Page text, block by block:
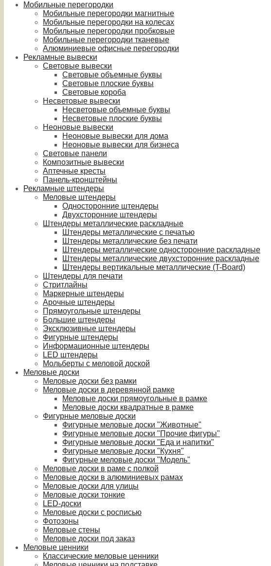
Мобильные перегородки
Мобильные перегородки магнитные
Мобильные перегородки на колесах
Мобильные перегородки пробковые
Мобильные перегородки тканевые
Алюминиевые офисные перегородки
Рекламные вывески
Световые вывески
Световые объемные буквы
Световые плоские буквы
Световые короба
Несветовые вывески
Несветовые объемные буквы
Несветовые плоские буквы
Неоновые вывески
Неоновые вывески для дома
Неоновые вывески для бизнеса
Световые панели
Композитные вывески
Аптечные кресты
Панель-кронштейны
Рекламные штендеры
Меловые штендеры
Односторонние штендеры
Двухсторонние штендеры
Штендеры металлические раскладные
Штендеры металлические с печатью
Штендеры металлические без печати
Штендеры металлические односторонние раскладные
Штендеры металлические двухсторонние раскладные
Штендеры вертикальные металлические (T-Board)
Штендеры для печати
Стритлайны
Маркерные штендеры
Арочные штендеры
Прямоугольные штендеры
Большие штендеры
Эксклюзивные штендеры
Фигурные штендеры
Информационные штендеры
LED штендеры
Мольберты с меловой доской
Меловые доски
Меловые доски без рамки
Меловые доски в деревянной рамке
Меловые доски прямоугольные в рамке
Меловые доски квадратные в рамке
Фигурные меловые доски
Фигурные меловые доски "Животные"
Фигурные меловые доски "Прочие фигуры"
Фигурные меловые доски "Еда и напитки"
Фигурные меловые доски "Кухня"
Фигурные меловые доски "Модель"
Меловые доски в раме с полкой
Меловые доски в алюминиевых рамах
Меловые доски для улицы
Меловые доски тонкие
LED-доски
Меловые доски с росписью
Фотозоны
Меловые стены
Меловые доски под заказ
Меловые ценники
Классические меловые ценники